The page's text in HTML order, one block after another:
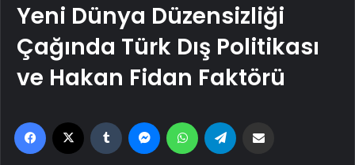
Yeni Dünya Düzensizliği
Çağında Türk Dış Politikası
ve Hakan Fidan Faktörü
Facebook Tumblr MessengerWhatsApp